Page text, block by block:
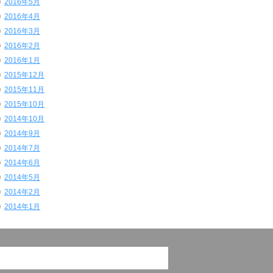
2016年5月
2016年4月
2016年3月
2016年2月
2016年1月
2015年12月
2015年11月
2015年10月
2014年10月
2014年9月
2014年7月
2014年6月
2014年5月
2014年2月
2014年1月